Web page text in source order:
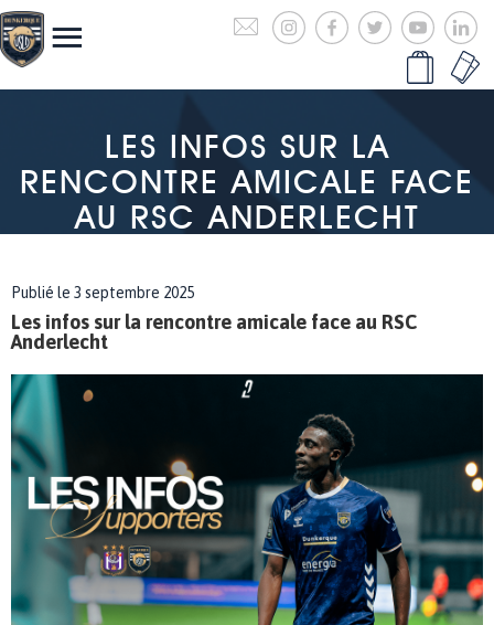
LES INFOS SUR LA
RENCONTRE AMICALE FACE
AU RSC ANDERLECHT
Publié le 3 septembre 2025
Les infos sur la rencontre amicale face au RSC
Anderlecht